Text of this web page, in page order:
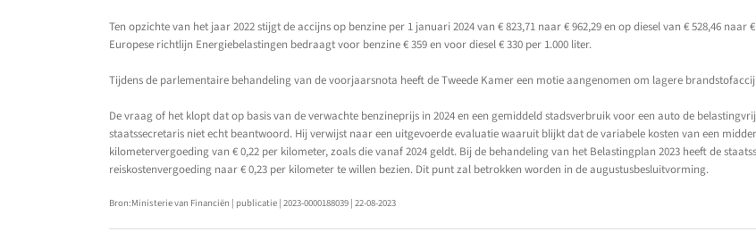
Ten opzichte van het jaar 2022 stijgt de accijns op benzine per 1 januari 2024 van € 823,71 naar € 962,29 en op diesel van € 528,46
Europese richtlijn Energiebelastingen bedraagt voor benzine € 359 en voor diesel € 330 per 1.000 liter.
Tijdens de parlementaire behandeling van de voorjaarsnota heeft de Tweede Kamer een motie aangenomen om lagere
De vraag of het klopt dat op basis van de verwachte benzineprijs in 2024 en een gemiddeld stadsverbruik voor een auto de
staatssecretaris niet echt beantwoord. Hij verwijst naar een uitgevoerde evaluatie waaruit blijkt dat de variabele kosten van een
kilometervergoeding van € 0,22 per kilometer, zoals die vanaf 2024 geldt. Bij de behandeling van het Belastingplan 2023 heeft de
reiskostenvergoeding naar € 0,23 per kilometer te willen bezien. Dit punt zal betrokken worden in de augustusbesluitvorming.
Bron:Ministerie van Financiën | publicatie | 2023-0000188039 | 22-08-2023